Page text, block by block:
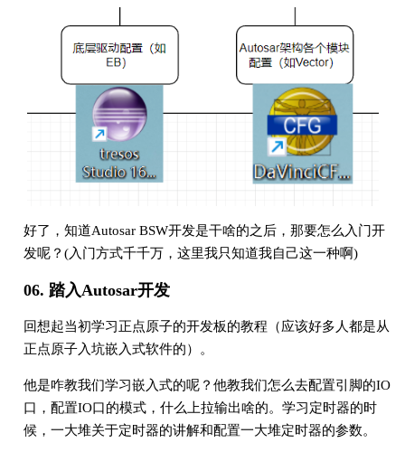
好了，知道Autosar BSW开发是干啥的之后，那要怎么入门开
发呢？(入门方式千千万，这里我只知道我自己这一种啊)
06. 踏入Autosar开发
回想起当初学习正点原子的开发板的教程（应该好多人都是从
正点原子入坑嵌入式软件的）。
他是咋教我们学习嵌入式的呢？他教我们怎么去配置引脚的IO
口，配置IO口的模式，什么上拉输出啥的。学习定时器的时
候，一大堆关于定时器的讲解和配置一大堆定时器的参数。